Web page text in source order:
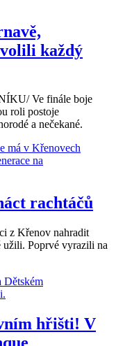
každý
Ve finále boje
roli postoje
a nečekané.
rachtáčů
z Křenov nahradit
užili. Poprvé vyrazili na
hřišti! V